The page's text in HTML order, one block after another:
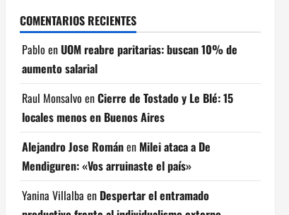
COMENTARIOS RECIENTES
Pablo enUOM reabre paritarias: buscan 10% de
aumento salarial
Raul Monsalvo enCierre de Tostado y Le Blé: 15
locales menos en Buenos Aires
Alejandro Jose Románen Milei ataca a De
Mendiguren: «Vos arruinaste el país»
Yanina Villalba en Despertar el entramado